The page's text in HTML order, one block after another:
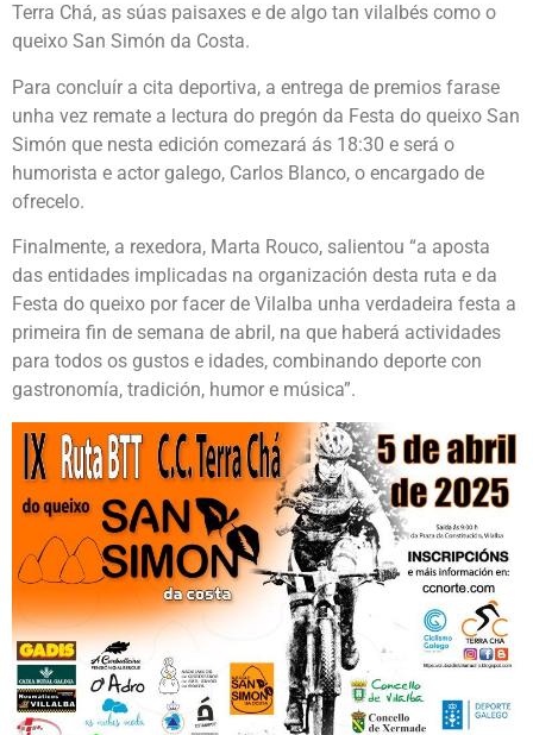
Terra Chá, as súas paisaxes e de algo tan vilalbés como o
queixo San Simón da Costa.
Para concluír a cita deportiva, a entrega de premios farase
unha vez remate a lectura do pregón da Festa do queixo San
Simón que nesta edición comezará ás 18:30 e será o
humorista e actor galego, Carlos Blanco, o encargado de
ofrecelo.
Finalmente, a rexedora, Marta Rouco, salientou “a aposta
das entidades implicadas na organización desta ruta e da
Festa do queixo por facer de Vilalba unha verdadeira festa a
primeira fin de semana de abril, na que haberá actividades
para todos os gustos e idades, combinando deporte con
gastronomía, tradición, humor e música”.